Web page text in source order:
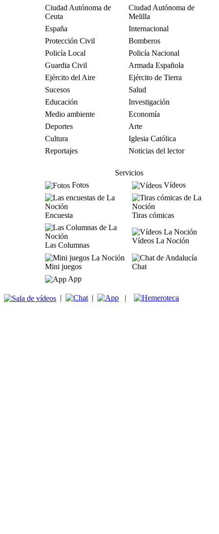
Ciudad Autónoma de
Ceuta
Ciudad Autónoma de
Melilla
España
Internacional
Protección Civil
Bomberos
Policía Local
Policía Nacional
Guardia Civil
Armada Española
Ejército del Aire
Ejército de Tierra
Sucesos
Salud
Educación
Investigación
Medio ambiente
Economía
Deportes
Arte
Cultura
Iglesia Católica
Reportajes
Noticias del lector
Servicios
Fotos
Vídeos
Encuesta Tiras cómicas
Las Columnas
Vídeos La Noción
Mini juegos
Chat
App
| | |